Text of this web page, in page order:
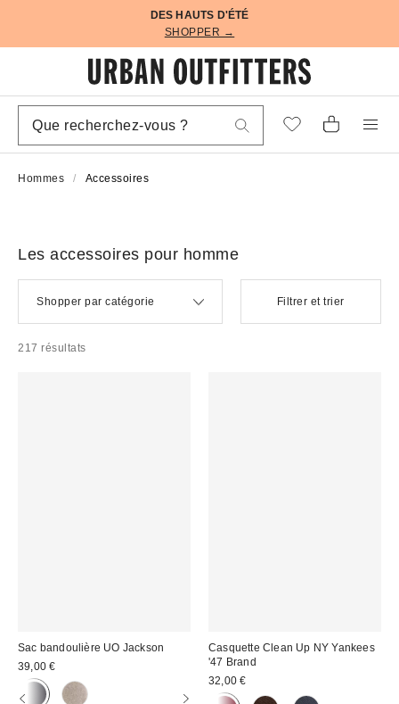
DES HAUTS D'ÉTÉ
SHOPPER →
Hommes Accessoires
Les accessoires pour homme
Shopper par catégorie Filtrer et trier
217 résultats
Sac bandoulière UO Jackson
39,00 €
Casquette Clean Up NY Yankees
'47 Brand
32,00 €